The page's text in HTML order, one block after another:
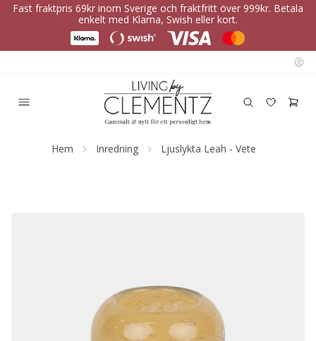
Fast fraktpris 69kr inom Sverige och fraktfritt över 999kr. Betala
enkelt med Klarna, Swish eller kort.
Hem Inredning Ljuslykta Leah - Vete